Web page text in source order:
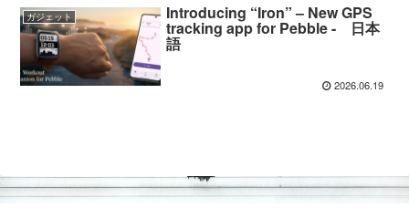
ガジェット Introducing “Iron” – New GPS
tracking app for Pebble - 日本
語
2026.06.19